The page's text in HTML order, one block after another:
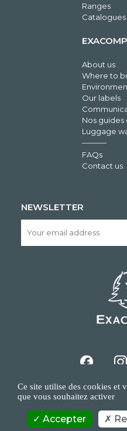
Ranges
Catalogues
About us
Where to
Our labels
Nos guides
Luggage
FAQs
Contact us
NEWSLETTER
COPYRIGHT/IP POLICY
Ce site utilise des cookies et
que vous souhaitez activer
Accepter